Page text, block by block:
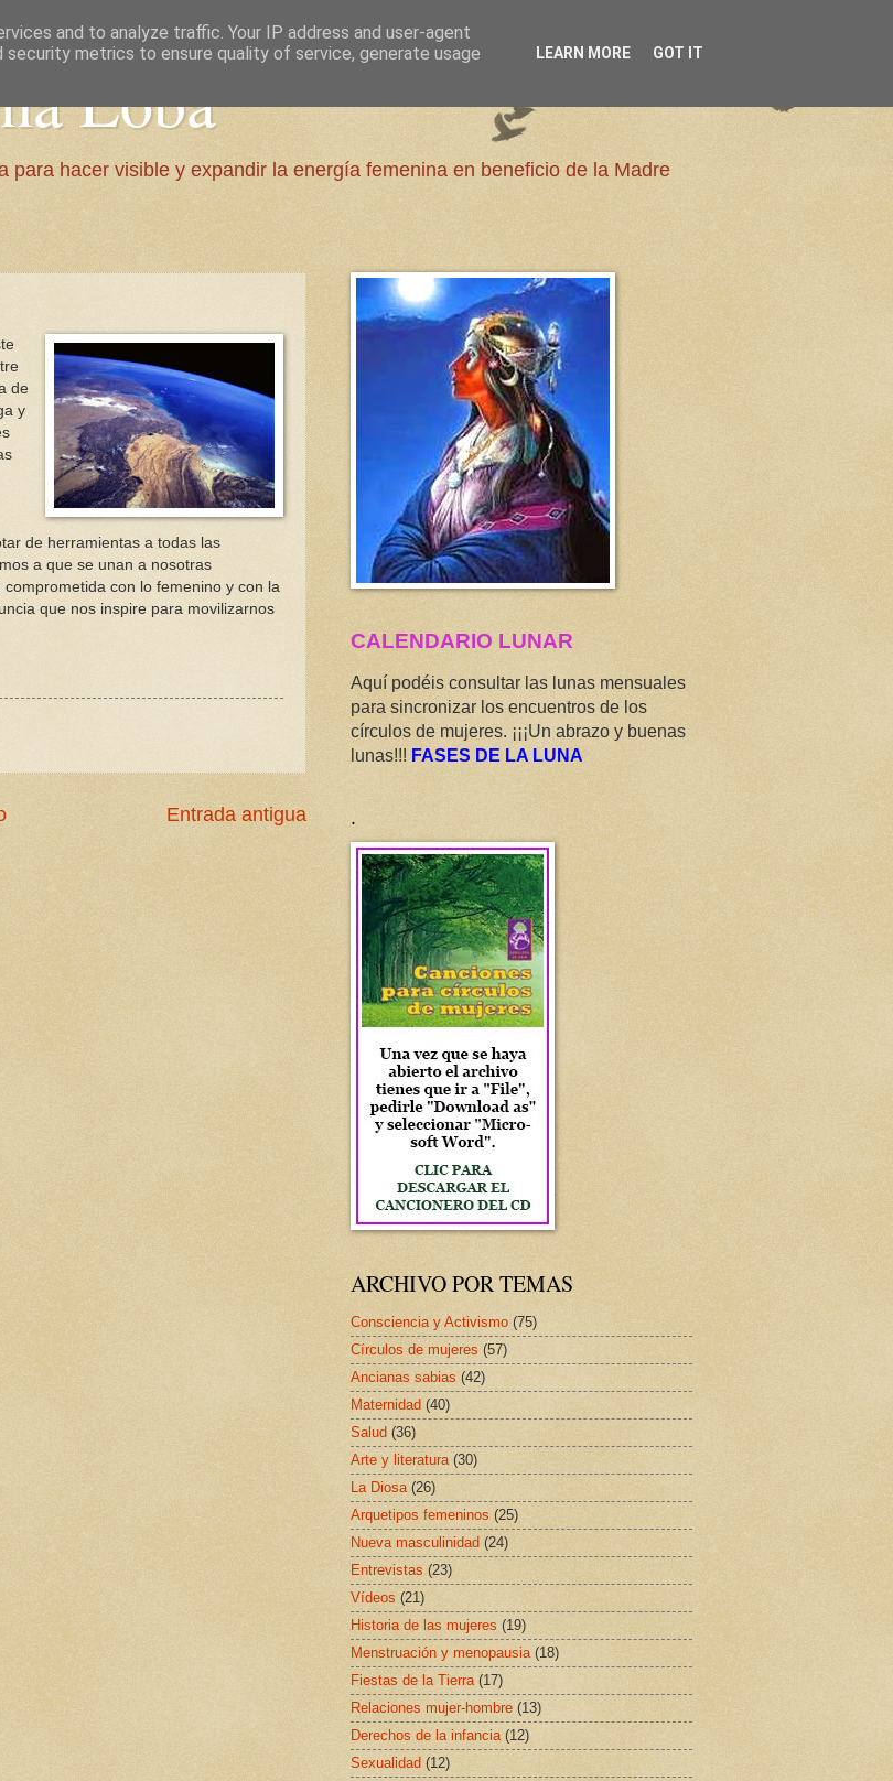
Loba
para hacer visible y expandir la energía femenina en beneficio de la Madre
de
y
de herramientas a todas las
a que se unan a nosotras
con lo femenino y con la
que nos inspire para movilizarnos
Entrada antigua
CALENDARIO LUNAR
Aquí podéis consultar las lunas mensuales
para sincronizar los encuentros de los
círculos de mujeres. ¡¡¡Un abrazo y buenas
lunas!!! FASES DE LA LUNA
.
ARCHIVO POR TEMAS
Consciencia y Activismo (75)
Círculos de mujeres (57)
Ancianas sabias (42)
Maternidad (40)
Salud (36)
Arte y literatura (30)
La Diosa (26)
Arquetipos femeninos (25)
Nueva masculinidad (24)
Entrevistas (23)
Vídeos (21)
Historia de las mujeres (19)
Menstruación y menopausia (18)
Fiestas de la Tierra (17)
Relaciones mujer-hombre (13)
Derechos de la infancia (12)
Sexualidad (12)
and to analyze traffic. Your IP address and user-agent
metrics to ensure quality of service, generate usage
LEARN MORE GOT IT